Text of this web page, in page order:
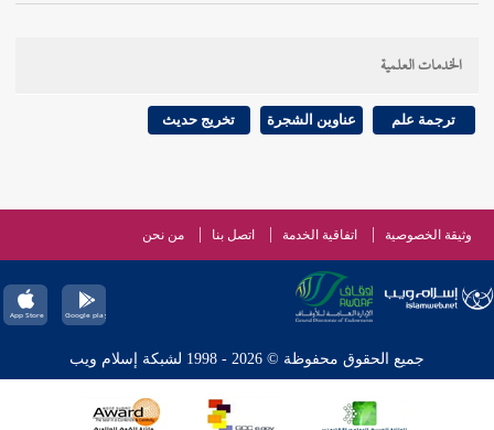
الخدمات العلمية
ترجمة علم عناوين الشجرة تخريج حديث
وثيقة الخصوصية اتفاقية الخدمة اتصل بنا من نحن
جميع الحقوق محفوظة © 2026 - 1998 لشبكة إسلام ويب